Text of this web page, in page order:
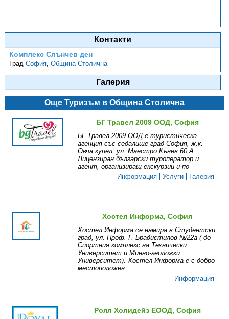
Контакти
Комплекс Слънчев ден
ГрадСофия,Община Столична
Галерия
Още Туризъм в Община Столична
БГ Травел 2009 ООД, София
БГ Травел 2009 ООД е туристическа
агенция със седалище град София, ж.к.
Овча купел, ул. Маестро Кънев 60 А.
Лицензиран български туроператор и
агент, организиращ екскурзии и по
Информация
Услуги Галерия
Хостел Информа, София
Хостел Информа се намира в Студентски
град, ул. Проф. Г. Брадистилов №22а ( до
Спортния комплекс на Технически
Университет и Минно-геоложки
Университет). Хостел Информа е с добро
местоположен
Информация
Роял Холидейз ЕООД, София